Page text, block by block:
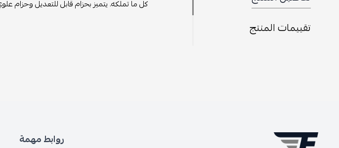
تقييمات المنتج
كل ما تملكه. يتميز بحزام قابل للتعديل وحزام
روابط مهمة